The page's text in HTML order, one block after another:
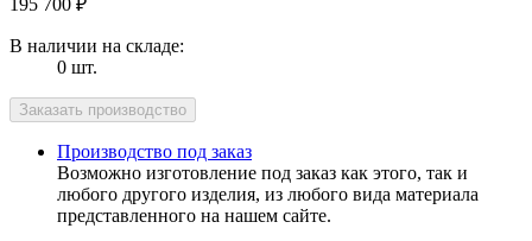
195 700 ₽
В наличии на складе:
0 шт.
Производство под заказ
Возможно изготовление под заказ как этого, так и
любого другого изделия, из любого вида материала
представленного на нашем сайте.